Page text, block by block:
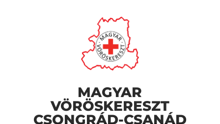
MAGYAR
VÖRÖSKERESZT
CSONGRÁD-CSANÁD